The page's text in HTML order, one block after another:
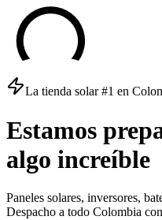
La tienda solar #1 en
Estamos
algo increíble
Paneles solares, inversores,
Despacho a todo Colombia